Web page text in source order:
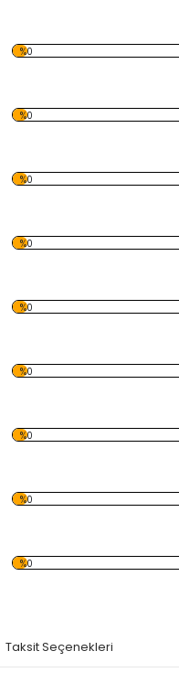
%0
%0
%0
%0
%0
%0
%0
%0
%0
Taksit Seçenekleri